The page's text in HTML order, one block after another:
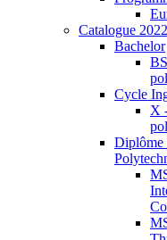
Catalogue
Bachelor
Cycle
X
Diplôme